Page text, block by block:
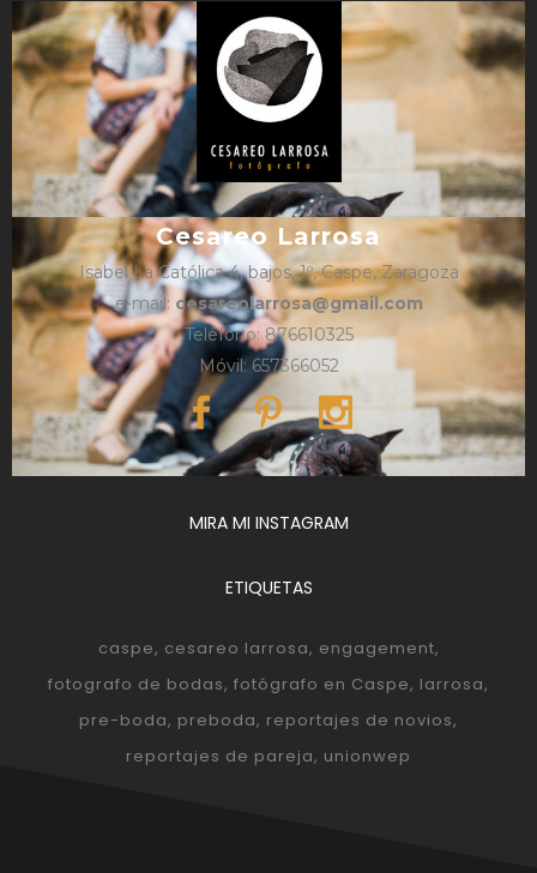
Cesareo Larrosa
Isabel La Católica 4, bajos, 1º, Caspe, Zaragoza
e-mail: cesareolarrosa@gmail.com
Teléfono: 876610325
Móvil: 657366052
MIRA MI INSTAGRAM
ETIQUETAS
caspe cesareo larrosa engagement
fotografo de bodas fotógrafo en Caspe larrosa
pre-boda preboda reportajes de novios
reportajes de pareja unionwep